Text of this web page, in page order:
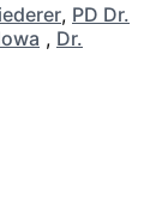
, PD Dr.
, Dr.